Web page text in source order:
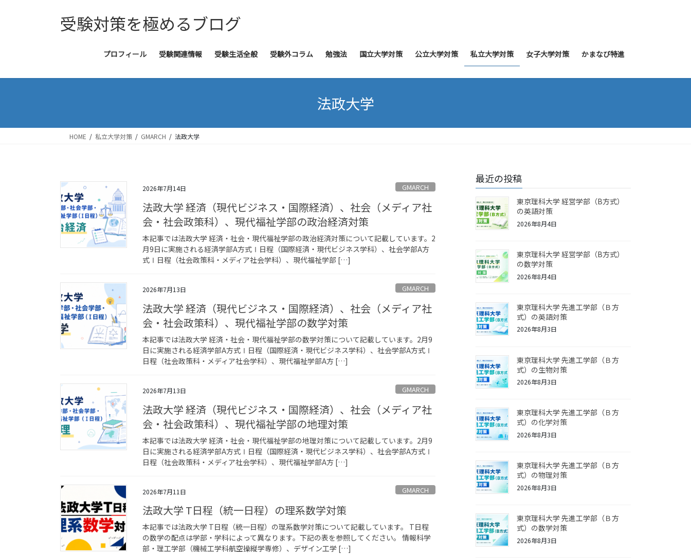
ス
ン
受験対策を極めるブログ
プロフィール 受験関連情報 受験生活全般 受験外コラム 勉強法 国立大学対策 公立大学対策 私立大学対策 女子大学対策 かまなび特進
法政大学
HOME 私立大学対策 GMARCH 法政大学
2026年7月14日 GMARCH
法政大学 経済（現代ビジネス・国際経済）、社会（メディア社
会・社会政策科）、現代福祉学部の政治経済対策
本記事では法政大学 経済・社会・現代福祉学部の政治経済対策について記載しています。2
月9日に実施される経済学部A方式Ⅰ日程（国際経済・現代ビジネス学科）、社会学部A方
式Ⅰ日程（社会政策科・メディア社会学科）、現代福祉学部 […]
2026年7月13日 GMARCH
法政大学 経済（現代ビジネス・国際経済）、社会（メディア社
会・社会政策科）、現代福祉学部の数学対策
本記事では法政大学 経済・社会・現代福祉学部の数学対策について記載しています。2月9
日に実施される経済学部A方式Ⅰ日程（国際経済・現代ビジネス学科）、社会学部A方式Ⅰ
日程（社会政策科・メディア社会学科）、現代福祉学部A方 […]
2026年7月13日 GMARCH
法政大学 経済（現代ビジネス・国際経済）、社会（メディア社
会・社会政策科）、現代福祉学部の地理対策
本記事では法政大学 経済・社会・現代福祉学部の地理対策について記載しています。2月9
日に実施される経済学部A方式Ⅰ日程（国際経済・現代ビジネス学科）、社会学部A方式Ⅰ
日程（社会政策科・メディア社会学科）、現代福祉学部A方 […]
2026年7月11日 GMARCH
法政大学 T日程（統一日程）の理系数学対策
本記事では法政大学 T日程（統一日程）の理系数学対策について記載しています。 T日程
の数学の配点は学部・学科によって異なります。下記の表を参照してください。 情報科学
部・理工学部（機械工学科航空操縦学専修）、デザイン工学 […]
最近の投稿
東京理科大学 経営学部（B方式）
の英語対策
2026年8月4日
東京理科大学 経営学部（B方式）
の数学対策
2026年8月4日
東京理科大学 先進工学部（Ｂ方
式）の英語対策
2026年8月3日
東京理科大学 先進工学部（Ｂ方
式）の生物対策
2026年8月3日
東京理科大学 先進工学部（Ｂ方
式）の化学対策
2026年8月3日
東京理科大学 先進工学部（Ｂ方
式）の物理対策
2026年8月3日
東京理科大学 先進工学部（Ｂ方
式）の数学対策
2026年8月3日